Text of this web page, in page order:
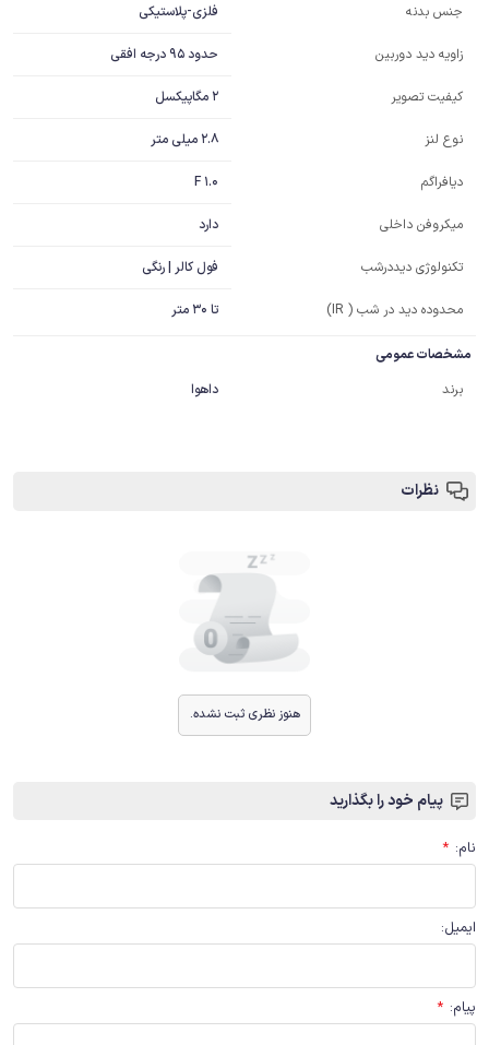
جنس بدنه فلزی-پلاستیکی
زاویه دید دوربین حدود 95 درجه افقی
کیفیت تصویر 2 مگاپیکسل
نوع لنز 2.8 میلی متر
دیافراگم F 1.0
میکروفن داخلی دارد
تکنولوژی دیددرشب فول کالر | رنگی
محدوده دید در شب ( IR) تا 30 متر
مشخصات عمومی
برند
داهوا
نظرات
هنوز نظری ثبت نشده.
پیام خود را بگذارید
نام:
*
ایمیل:
پیام:
*